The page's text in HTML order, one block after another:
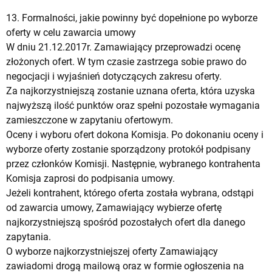
13. Formalności, jakie powinny być dopełnione po wyborze
oferty w celu zawarcia umowy
W dniu 21.12.2017r. Zamawiający przeprowadzi ocenę
złożonych ofert. W tym czasie zastrzega sobie prawo do
negocjacji i wyjaśnień dotyczących zakresu oferty.
Za najkorzystniejszą zostanie uznana oferta, która uzyska
najwyższą ilość punktów oraz spełni pozostałe wymagania
zamieszczone w zapytaniu ofertowym.
Oceny i wyboru ofert dokona Komisja. Po dokonaniu oceny i
wyborze oferty zostanie sporządzony protokół podpisany
przez członków Komisji. Następnie, wybranego kontrahenta
Komisja zaprosi do podpisania umowy.
Jeżeli kontrahent, którego oferta została wybrana, odstąpi
od zawarcia umowy, Zamawiający wybierze ofertę
najkorzystniejszą spośród pozostałych ofert dla danego
zapytania.
O wyborze najkorzystniejszej oferty Zamawiający
zawiadomi drogą mailową oraz w formie ogłoszenia na